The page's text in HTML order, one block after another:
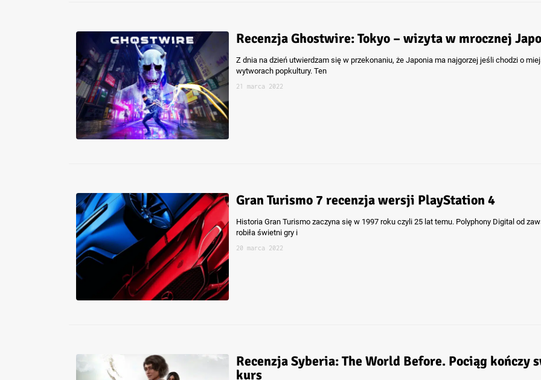
Recenzja Ghostwire: Tokyo – wizyta w mrocznej
Z dnia na dzień utwierdzam się w przekonaniu, że Japonia ma najgorzej jeśli chodzi o
wytworach popkultury. Ten
21 marca 2022
Gran Turismo 7 recenzja wersji PlayStation 4
Historia Gran Turismo zaczyna się w 1997 roku czyli 25 lat temu. Polyphony Digital od
robiła świetni gry i
20 marca 2022
Recenzja Syberia: The World Before. Pociąg kończy
kurs